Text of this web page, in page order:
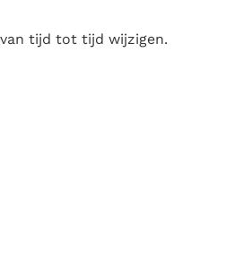
tijd tot tijd wijzigen.